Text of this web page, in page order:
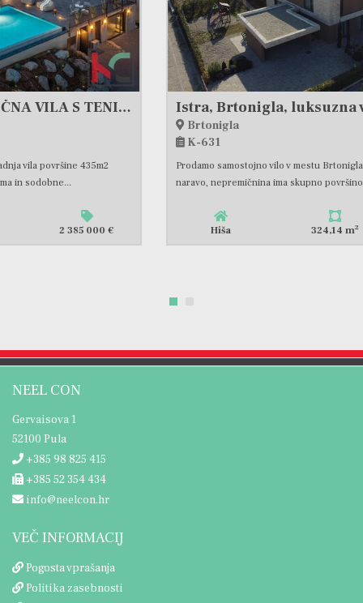
Istra, Brtonigla, luksuzna vila 324m2 z idiličnim razgledom
Prodamo samostojno vilo v mestu Brtonigla, obkrožena z drugimi vilami in
naravo, nepremičnina ima skupno površino 324m2...
Hiša 2 080 000 €
NEEL CON
Gervaisova 1
52100 Pula
+385 98 825 415
+385 52 354 434
info@neelcon.hr
VEČ INFORMACIJ
Pogosta vprašanja
Politika zasebnosti